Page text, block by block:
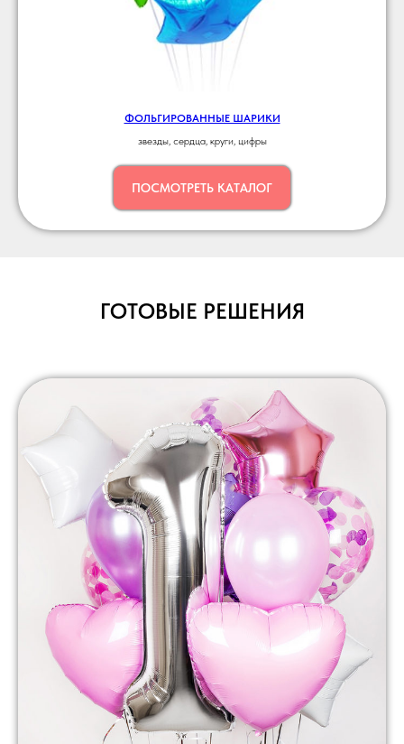
ФОЛЬГИРОВАННЫЕ ШАРИКИ
звезды, сердца, круги, цифры
ПОСМОТРЕТЬ КАТАЛОГ
ГОТОВЫЕ РЕШЕНИЯ